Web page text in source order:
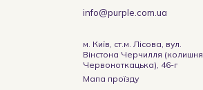
info@purple.com.ua
м. Київ, ст.м. Лісова, вул.
Вінстона Черчилля (колишня
Червоноткацька), 46-г
Мапа проїзду